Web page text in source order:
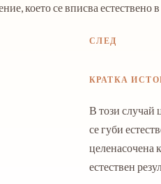
което се вписва естествено
СЛЕД
КРАТКА
В този случай
се губи
целенасочена
естествен